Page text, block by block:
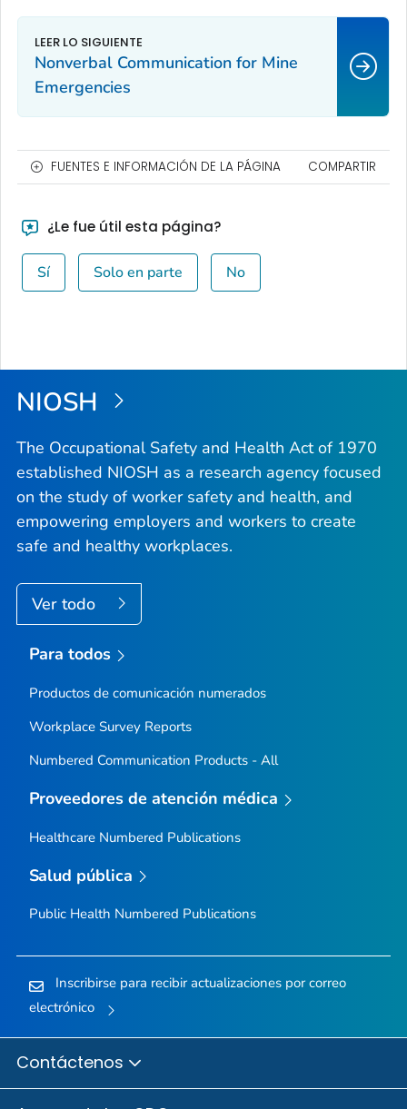
Nonverbal Communication for Mine
Emergencies
FUENTES E INFORMACIÓN DE LA PÁGINA COMPARTIR
¿Le fue útil esta página?
Sí Solo en parte No
NIOSH
The Occupational Safety and Health Act of 1970
established NIOSH as a research agency focused
on the study of worker safety and health, and
empowering employers and workers to create
safe and healthy workplaces.
Ver todo
Para todos
Productos de comunicación numerados
Workplace Survey Reports
Numbered Communication Products - All
Proveedores de atención médica
Healthcare Numbered Publications
Salud pública
Public Health Numbered Publications
Inscribirse para recibir actualizaciones por correo
electrónico
Contáctenos